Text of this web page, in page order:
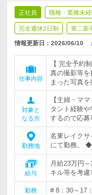
正社員 職種・業種未
完全週休2日制 第二新
情報更新日：2026/06/10
仕事内容
【 完全予約
真の撮影等
まった写真を
対象と
なる方
【主婦・マ
タント経験
するので応募
勤務地
名東レイクサ
にて勤務。
給与
月給23万円
キル等を考
勤務
# 8：30～17